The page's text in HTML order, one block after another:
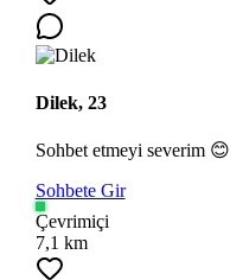
Dilek, 23
Sohbet etmeyi severim 😊
Sohbete Gir
Çevrimiçi
7,1 km